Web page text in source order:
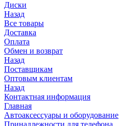
Диски
Назад
Все товары
Доставка
Оплата
Обмен и возврат
Назад
Поставщикам
Оптовым клиентам
Назад
Контактная информация
Главная
Автоаксессуары и оборудование
Принадлежности для телефона